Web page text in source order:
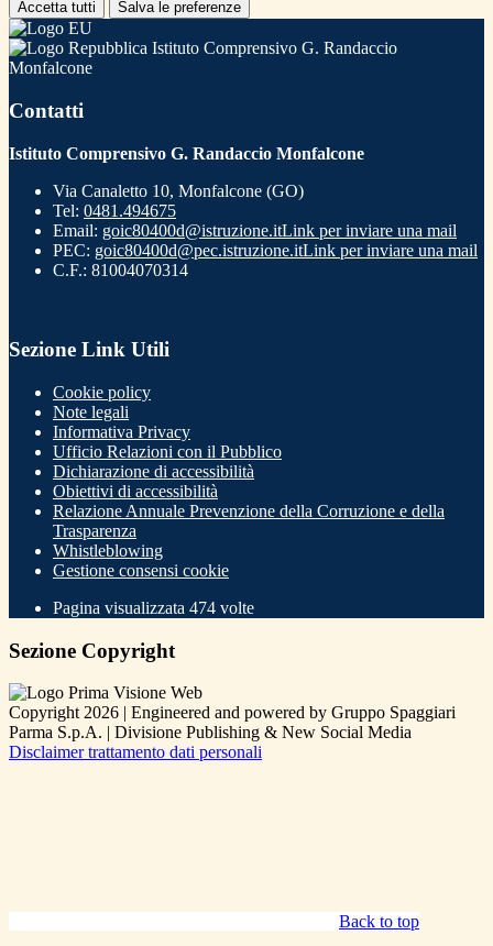
Accetta tutti Salva le preferenze
Istituto Comprensivo G. Randaccio
Monfalcone
Contatti
Istituto Comprensivo G. Randaccio Monfalcone
Via Canaletto 10, Monfalcone (GO)
Tel: 0481.494675
Email: goic80400d@istruzione.itLink per inviare una mail
PEC: goic80400d@pec.istruzione.itLink per inviare una mail
C.F.: 81004070314
Sezione Link Utili
Cookie policy
Note legali
Informativa Privacy
Ufficio Relazioni con il Pubblico
Dichiarazione di accessibilità
Obiettivi di accessibilità
Relazione Annuale Prevenzione della Corruzione e della
Trasparenza
Whistleblowing
Gestione consensi cookie
Pagina visualizzata 474 volte
Sezione Copyright
Copyright 2026 | Engineered and powered by Gruppo Spaggiari
Parma S.p.A. | Divisione Publishing & New Social Media
Disclaimer trattamento dati personali
Back to top